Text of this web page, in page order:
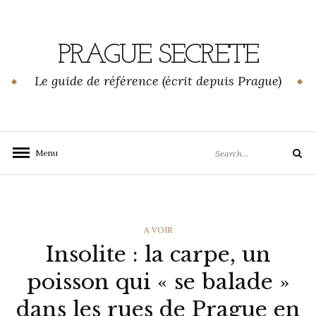
PRAGUE SECRETE
Le guide de référence (écrit depuis Prague)
Menu
for:
Search
CATEGORIES
A VOIR
Insolite : la carpe, un
poisson qui « se balade »
dans les rues de Prague en